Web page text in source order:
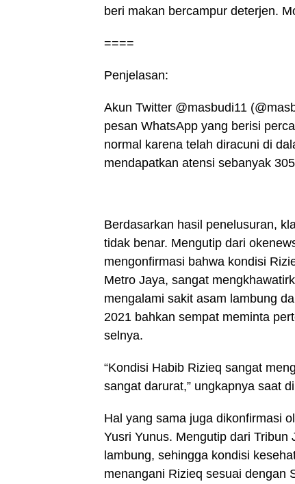
beri makan bercampur deterjen.
====
Penjelasan:
Akun Twitter @masbudi11
pesan WhatsApp yang berisi
normal karena telah diracuni di
mendapatkan atensi sebanyak
Berdasarkan hasil penelusuran,
tidak benar. Mengutip dari
mengonfirmasi bahwa kondisi
Metro Jaya, sangat
mengalami sakit asam lambung
2021 bahkan sempat meminta
selnya.
“Kondisi Habib Rizieq sangat
sangat darurat,” ungkapnya saat
Hal yang sama juga dikonfirmasi
Yusri Yunus. Mengutip dari
lambung, sehingga kondisi
menangani Rizieq sesuai dengan